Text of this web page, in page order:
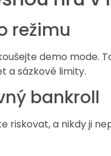
režimu
demo mode.
a sázkové limity.
bankroll
riskovat, a nikdy ji